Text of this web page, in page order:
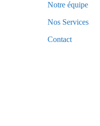
Notre équipe
Nos Services
Contact